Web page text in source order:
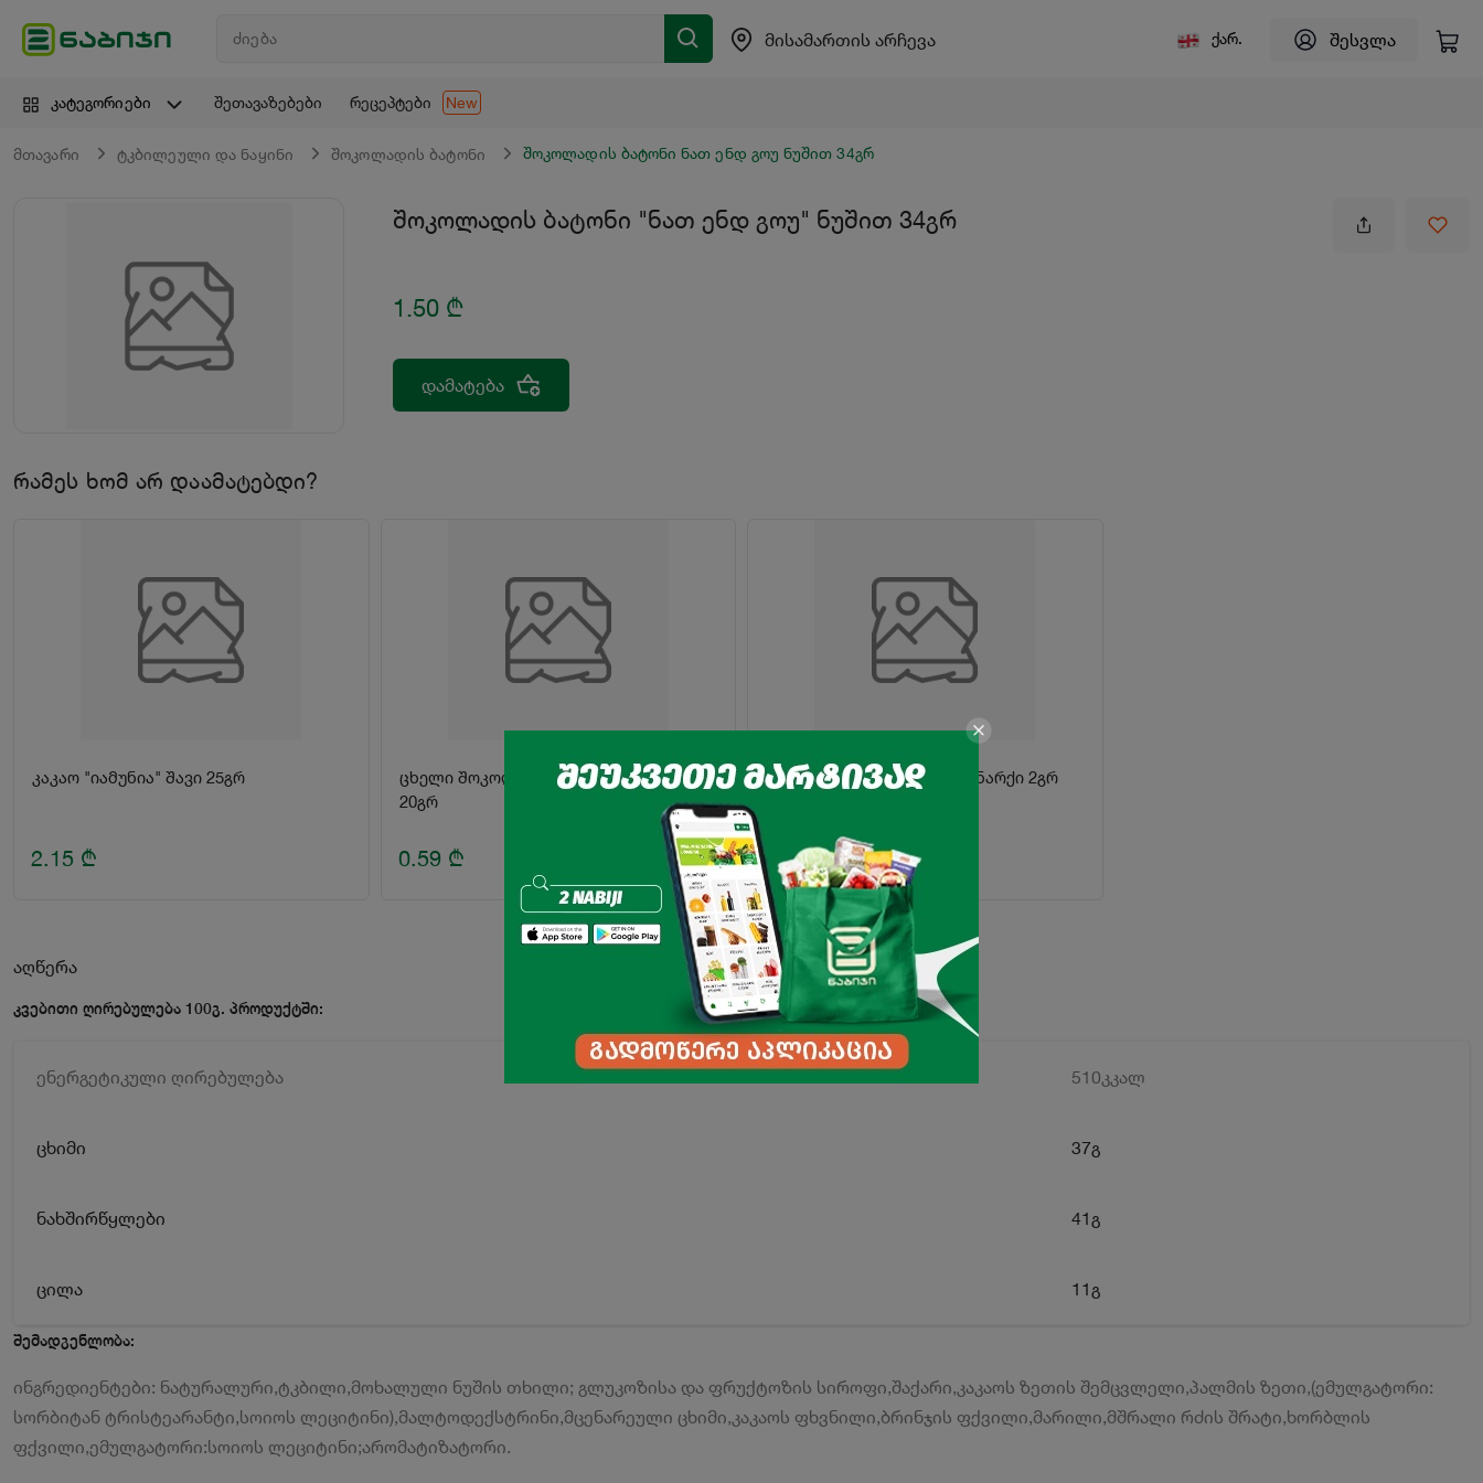
მისამართის არჩევა ქარ. შესვლა
კატეგორიები შეთავაზებები რეცეპტები New
მთავარი ტკბილეული და ნაყინი შოკოლადის ბატონი შოკოლადის ბატონი ნათ ენდ გოუ ნუშით 34გრ
შოკოლადის ბატონი "ნათ ენდ გოუ" ნუშით 34გრ
1.50 ₾
დამატება
რამეს ხომ არ დაამატებდი?
კაკაო "იამუნია" შავი 25გრ
2.15 ₾
ცხელი შოკოლადი "მაკ შოკოლადი"
20გრ
0.59 ₾
ყავა ხსნადი "იაკობსი" მონარქი 2გრ
0.55 ₾
აღწერა
კვებითი ღირებულება 100გ. პროდუქტში:
ენერგეტიკული ღირებულება 510კკალ
ცხიმი 37გ
ნახშირწყლები 41გ
ცილა 11გ
შემადგენლობა:
ინგრედიენტები: ნატურალური,ტკბილი,მოხალული ნუშის თხილი; გლუკოზისა და ფრუქტოზის სიროფი,შაქარი,კაკაოს ზეთის შემცვლელი,პალმის ზეთი,(ემულგატორი:
სორბიტან ტრისტეარანტი,სოიოს ლეციტინი),მალტოდექსტრინი,მცენარეული ცხიმი,კაკაოს ფხვნილი,ბრინჯის ფქვილი,მარილი,მშრალი რძის შრატი,ხორბლის
ფქვილი,ემულგატორი:სოიოს ლეციტინი;არომატიზატორი.